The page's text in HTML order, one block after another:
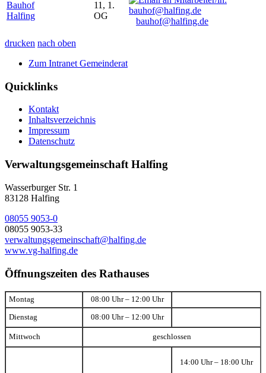
Bauhof
Halfing
11, 1.
OG
bauhof@halfing.de
drucken nach oben
Zum Intranet Gemeinderat
Quicklinks
Kontakt
Inhaltsverzeichnis
Impressum
Datenschutz
Verwaltungsgemeinschaft Halfing
Wasserburger Str. 1
83128 Halfing
08055 9053-0
08055 9053-33
verwaltungsgemeinschaft@halfing.de
www.vg-halfing.de
Öffnungszeiten des Rathauses
Montag 08:00 Uhr – 12:00 Uhr
Dienstag 08:00 Uhr – 12:00 Uhr
Mittwoch geschlossen
14:00 Uhr – 18:00 Uhr